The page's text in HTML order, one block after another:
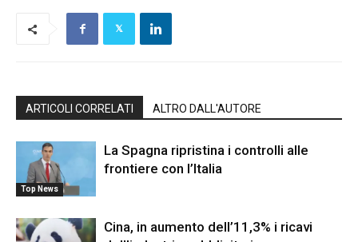
ARTICOLI CORRELATI ALTRO DALL'AUTORE
Top News
La Spagna ripristina i controlli alle
frontiere con l’Italia
Cina, in aumento dell’11,3% i ricavi